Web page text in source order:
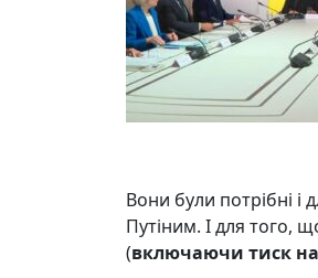
Вони були потрібні і
Путіним. І для того,
(включаючи тиск